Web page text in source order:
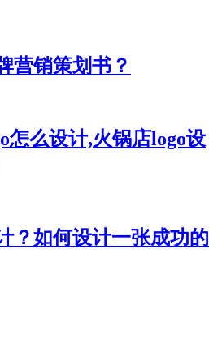
营销策划书？
怎么设计,火锅店logo设
？如何设计一张成功的